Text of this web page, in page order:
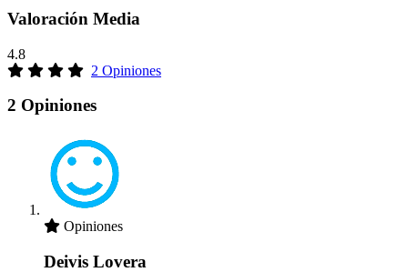
Valoración Media
4.8
2 Opiniones
2 Opiniones
Opiniones
Deivis Lovera